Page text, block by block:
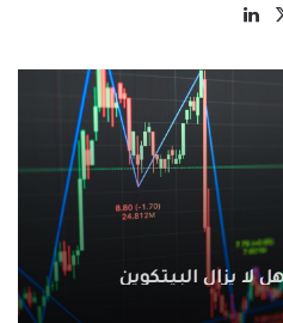
‫X
لا يزال البيتكوين
الاقتصادية الحالية؟